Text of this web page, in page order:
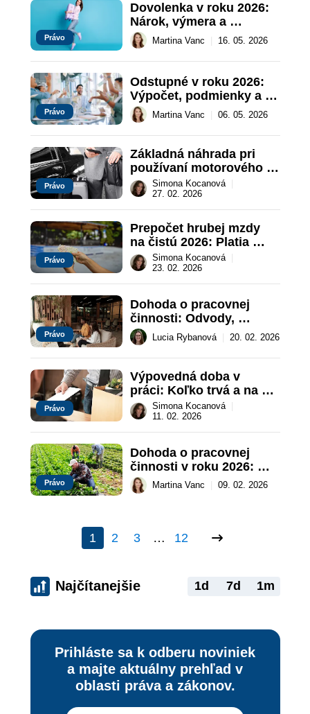
Právo
Dovolenka v roku 2026:
Nárok, výmera a
pravidlá čerpania
Martina Vanc 16. 05. 2026
Právo
Odstupné v roku 2026:
Výpočet, podmienky a
časté chyby
zamestnancov
Martina Vanc 06. 05. 2026
Právo
Základná náhrada pri
používaní motorového
vozidla od 1. 1. 2026
Simona Kocanová
27. 02. 2026
Právo
Prepočet hrubej mzdy
na čistú 2026: Platia
nové pravidlá
Simona Kocanová
23. 02. 2026
Právo
Dohoda o pracovnej
činnosti: Odvody,
výnimky a odpočítateľné
položky
Lucia Rybanová 20. 02. 2026
Právo
Výpovedná doba v
práci: Koľko trvá a na čo
si dať pozor?
Simona Kocanová
11. 02. 2026
Právo
Dohoda o pracovnej
činnosti v roku 2026:
Podmienky a pracovný
čas
Martina Vanc 09. 02. 2026
1 2 3 … 12
Najčítanejšie 1d 7d 1m
Prihláste sa k odberu noviniek
a majte aktuálny prehľad v
oblasti práva a zákonov.